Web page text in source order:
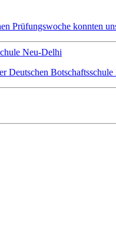
Prüfungswoche konnten
Neu-Delhi
Deutschen